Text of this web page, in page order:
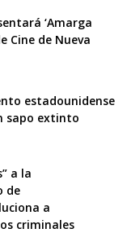
‘Amarga
Cine de Nueva
estadounidense
sapo extinto
a la
de
a
criminales